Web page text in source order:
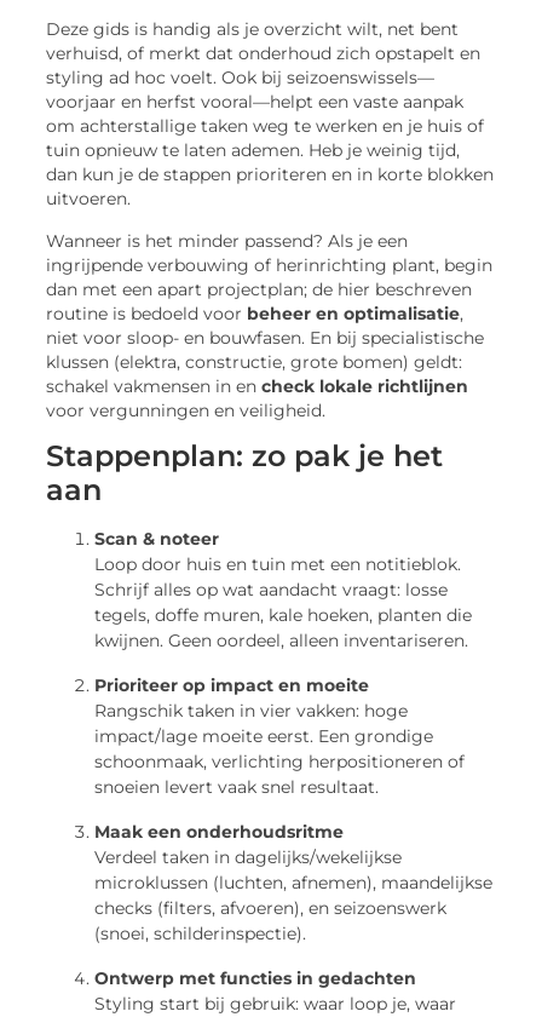
Deze gids is handig als je overzicht wilt, net bent
verhuisd, of merkt dat onderhoud zich opstapelt en
styling ad hoc voelt. Ook bij seizoenswissels—
voorjaar en herfst vooral—helpt een vaste aanpak
om achterstallige taken weg te werken en je huis of
tuin opnieuw te laten ademen. Heb je weinig tijd,
dan kun je de stappen prioriteren en in korte blokken
uitvoeren.
Wanneer is het minder passend? Als je een
ingrijpende verbouwing of herinrichting plant, begin
dan met een apart projectplan; de hier beschreven
routine is bedoeld voor beheer en optimalisatie,
niet voor sloop- en bouwfasen. En bij specialistische
klussen (elektra, constructie, grote bomen) geldt:
schakel vakmensen in encheck lokale richtlijnen
voor vergunningen en veiligheid.
Stappenplan: zo pak je het
aan
Scan & noteer
Loop door huis en tuin met een notitieblok.
Schrijf alles op wat aandacht vraagt: losse
tegels, doffe muren, kale hoeken, planten die
kwijnen. Geen oordeel, alleen inventariseren.
Prioriteer op impact en moeite
Rangschik taken in vier vakken: hoge
impact/lage moeite eerst. Een grondige
schoonmaak, verlichting herpositioneren of
snoeien levert vaak snel resultaat.
Maak een onderhoudsritme
Verdeel taken in dagelijks/wekelijkse
microklussen (luchten, afnemen), maandelijkse
checks (filters, afvoeren), en seizoenswerk
(snoei, schilderinspectie).
Ontwerp met functies in gedachten
Styling start bij gebruik: waar loop je, waar